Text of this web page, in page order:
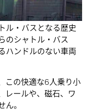
電気自動車のシステ
ル・バスとなる歴史
のシャトル・バス
ハンドルのない車両
この快適な6人乗り小
レールや、磁石、ワ
。